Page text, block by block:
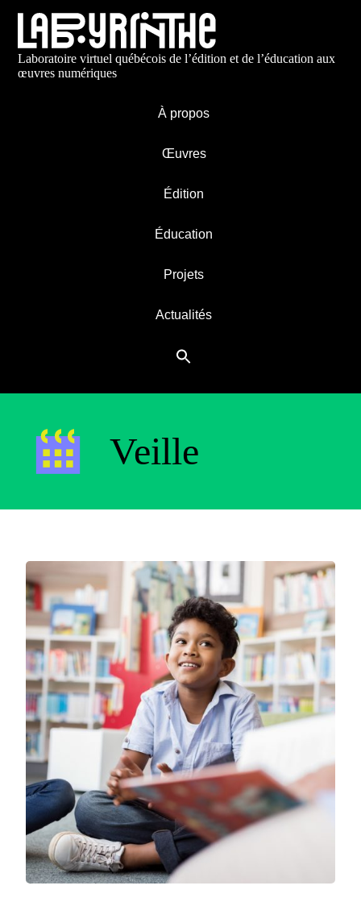
Laboratoire virtuel québécois de l’édition et de l’éducation aux
œuvres numériques
À propos
Œuvres
Édition
Éducation
Projets
Actualités
Veille